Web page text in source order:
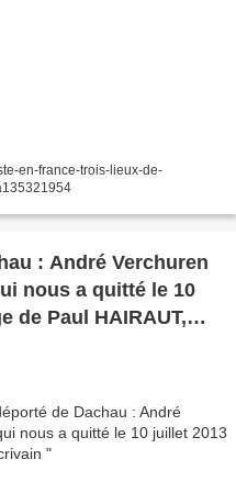
en-france-trois-lieux-de-
: André Verchuren
nous a quitté le 10
de Paul HAIRAUT,